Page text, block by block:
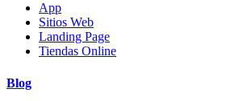
App
Sitios Web
Landing Page
Tiendas Online
Blog